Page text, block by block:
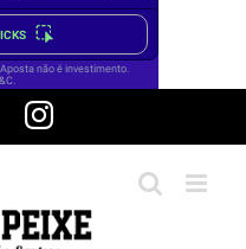
FacebookInstagram